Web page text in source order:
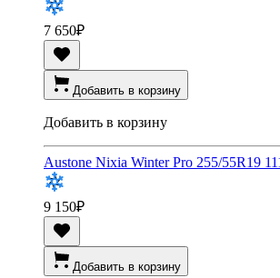
7 650₽
Добавить в корзину
Добавить в корзину
Austone Nixia Winter Pro 255/55R19
9 150₽
Добавить в корзину